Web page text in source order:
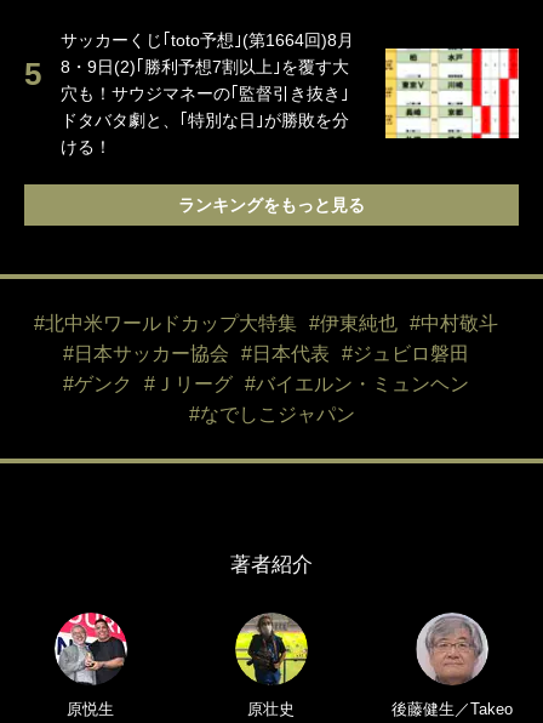
サッカーくじ｢toto予想｣(第1664回)8月
8・9日(2)｢勝利予想7割以上｣を覆す大
穴も！サウジマネーの｢監督引き抜き｣
ドタバタ劇と、｢特別な日｣が勝敗を分
ける！
ランキングをもっと見る
#北中米ワールドカップ大特集 #伊東純也
#中村敬斗
#日本サッカー協会
#日本代表
#ジュビロ磐田
#ゲンク
#Ｊリーグ
#バイエルン・ミュンヘン
#なでしこジャパン
著者紹介
原悦生 原壮史
後藤健生／Takeo